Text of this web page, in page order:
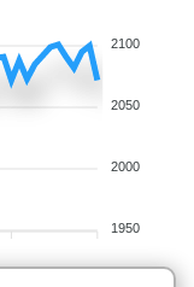
2100
2050
2000
1950